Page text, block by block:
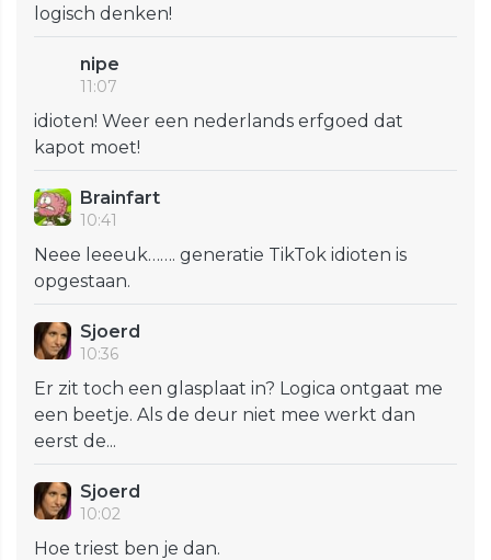
logisch denken!
nipe
11:07
idioten! Weer een nederlands erfgoed dat
kapot moet!
Brainfart
10:41
Neee leeeuk……. generatie TikTok idioten is
opgestaan.
Sjoerd
10:36
Er zit toch een glasplaat in? Logica ontgaat me
een beetje. Als de deur niet mee werkt dan
eerst de...
Sjoerd
10:02
Hoe triest ben je dan.